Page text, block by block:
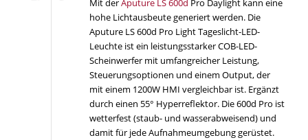
Mit derAputure LS 600d Pro Daylight kann eine
hohe Lichtausbeute generiert werden. Die
Aputure LS 600d Pro Light Tageslicht-LED-
Leuchte ist ein leistungsstarker COB-LED-
Scheinwerfer mit umfangreicher Leistung,
Steuerungsoptionen und einem Output, der
mit einem 1200W HMI vergleichbar ist. Ergänzt
durch einen 55° Hyperreflektor. Die 600d Pro ist
wetterfest (staub- und wasserabweisend) und
damit für jede Aufnahmeumgebung gerüstet.